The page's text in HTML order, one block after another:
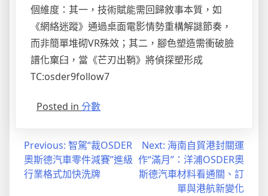
個維度：其一，技術賦能需回歸敘事本質，如
《網絡迷蹤》通過桌面電影情勢重構解謎節奏，
而非簡單堆砌VR殊效；其二，腳色塑造需衝破臉
譜化窠臼，當《芒刃出鞘》將偵探塑形成
TC:osder9follow7
Posted in 分數
Previous: 智駕“裁OSDER
奧斯德汽車零件減賽”進級
行業格式加快洗牌
Next: 海南自貿港封關運
作“滿月”：洋浦OSDER奧
斯德汽車材料看通關、訂
單與港航新變化